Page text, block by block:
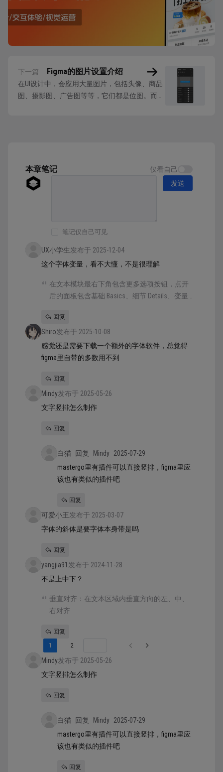
下一篇 Figma的图片设置介绍
在UI设计中，会应用大量图片，包括头像、商品
图、摄影图、广告图等等，它们都是位图。而
本章笔记 仅看自己
笔记仅自己可见
发送
UX小学生发布于 2025-12-04
这个字体变量，看不大懂，不是很理解
在文本模块最右下角包含更多选项按钮，点开
后的面板包含基础 Basics、细节 Details、变量
回复
Shiro发布于 2025-10-08
感觉还是需要下载一个额外的字体软件，总觉得
figma里自带的多数用不到
回复
Mindy发布于 2025-05-26
文字竖排怎么制作
回复
白猫 回复 Mindy 2025-07-29
mastergo里有插件可以直接竖排，figma里应
该也有类似的插件吧
回复
可爱小王发布于 2025-03-07
字体的斜体是要字体本身带是吗
回复
yangjia91 发布于 2024-11-28
不是上中下？
垂直对齐：在文本区域内垂直方向的左、中、
右对齐
回复
1
2
Mindy发布于 2025-05-26
文字竖排怎么制作
回复
白猫 回复 Mindy 2025-07-29
mastergo里有插件可以直接竖排，figma里应
该也有类似的插件吧
回复